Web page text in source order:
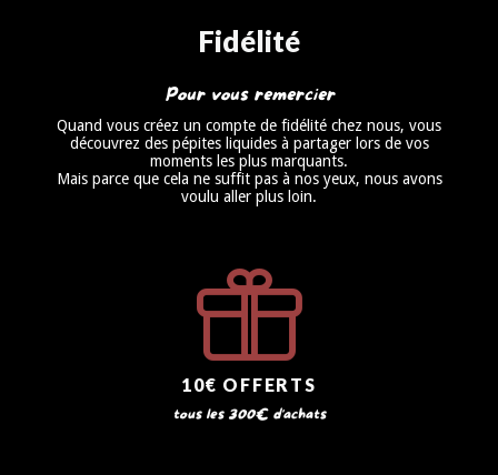
Fidélité
Pour vous remercier
Quand vous créez un compte de fidélité chez nous, vous
découvrez des pépites liquides à partager lors de vos
moments les plus marquants.
Mais parce que cela ne suffit pas à nos yeux, nous avons
voulu aller plus loin.
10€ OFFERTS
tous les 300€ d'achats